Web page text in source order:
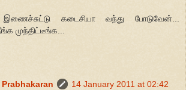
இணைச்சுட்டு கடைசியா வந்து போடுவேன்...
முந்திட்டீங்க...
14 January 2011 at 02:42